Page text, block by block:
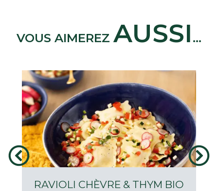
VOUS AIMEREZ AUSSI ...
RAVIOLI CHÈVRE & THYM BIO